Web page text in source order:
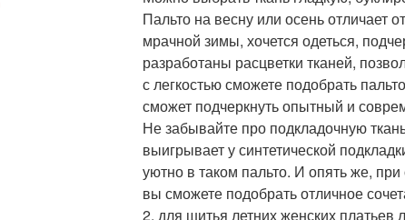
Пальто на весну или осень отличает
мрачной зимы, хочется одеться,
разработаны расцветки тканей,
с легкостью сможете подобрать
сможет подчеркнуть опытный и
Не забывайте про подкладочную
выигрывает у синтетической
уютно в таком пальто. И опять же,
вы сможете подобрать отличное
2. для шитья летних женских